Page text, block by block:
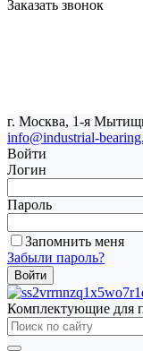
Заказать звонок
г. Москва, 1-я
info@industrial-
Войти
Логин
Пароль
Запомнить меня
Забыли пароль?
Комплектующие для